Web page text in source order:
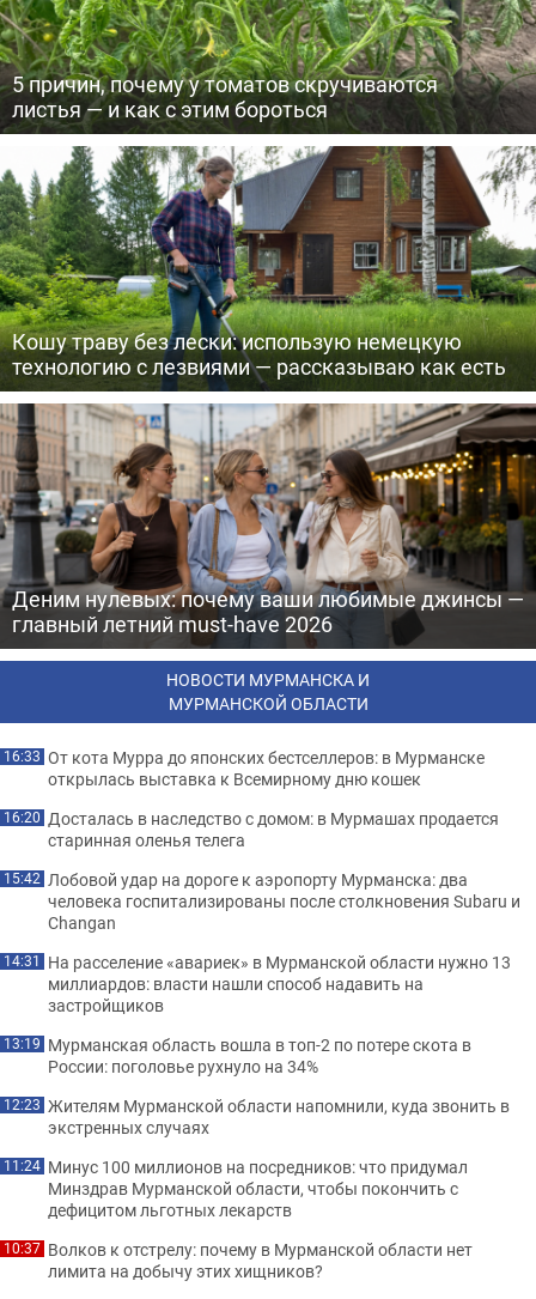
5 причин, почему у томатов скручиваются
листья — и как с этим бороться
Кошу траву без лески: использую немецкую
технологию с лезвиями — рассказываю как есть
Деним нулевых: почему ваши любимые джинсы —
главный летний must-have 2026
НОВОСТИ МУРМАНСКА И
МУРМАНСКОЙ ОБЛАСТИ
16:33 От кота Мурра до японских бестселлеров: в Мурманске
открылась выставка к Всемирному дню кошек
16:20 Досталась в наследство с домом: в Мурмашах продается
старинная оленья телега
15:42 Лобовой удар на дороге к аэропорту Мурманска: два
человека госпитализированы после столкновения Subaru и
Changan
14:31 На расселение «авариек» в Мурманской области нужно 13
миллиардов: власти нашли способ надавить на
застройщиков
13:19 Мурманская область вошла в топ-2 по потере скота в
России: поголовье рухнуло на 34%
12:23 Жителям Мурманской области напомнили, куда звонить в
экстренных случаях
11:24 Минус 100 миллионов на посредников: что придумал
Минздрав Мурманской области, чтобы покончить с
дефицитом льготных лекарств
10:37 Волков к отстрелу: почему в Мурманской области нет
лимита на добычу этих хищников?